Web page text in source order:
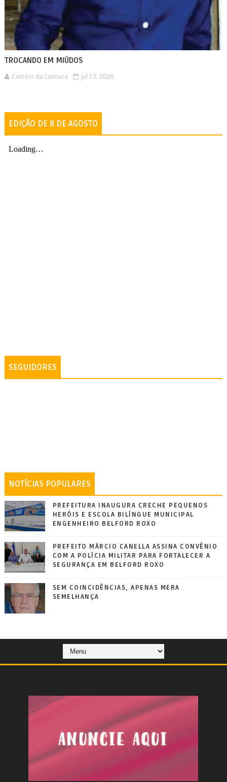
TROCANDO EM MIÚDOS
Correio da Lavoura Jul 13, 2026
EDIÇÃO DE 8 DE AGOSTO
SEGUIDORES
NOTÍCIAS POPULARES
PREFEITURA INAUGURA CRECHE PEQUENOS
HERÓIS E ESCOLA BILÍNGUE MUNICIPAL
ENGENHEIRO BELFORD ROXO
PREFEITO MÁRCIO CANELLA ASSINA CONVÊNIO
COM A POLÍCIA MILITAR PARA FORTALECER A
SEGURANÇA EM BELFORD ROXO
SEM COINCIDÊNCIAS, APENAS MERA
SEMELHANÇA